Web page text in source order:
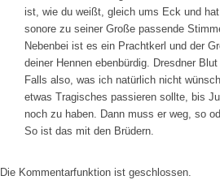
ist, wie du weißt, gleich ums Eck und
sonore zu seiner Große passende
Nebenbei ist es ein Prachtkerl und der
deiner Hennen ebenbürdig. Dresdner Blut
Falls also, was ich natürlich nicht
etwas Tragisches passieren sollte, bis
noch zu haben. Dann muss er weg, so
So ist das mit den Brüdern.
Die Kommentarfunktion ist geschlossen.